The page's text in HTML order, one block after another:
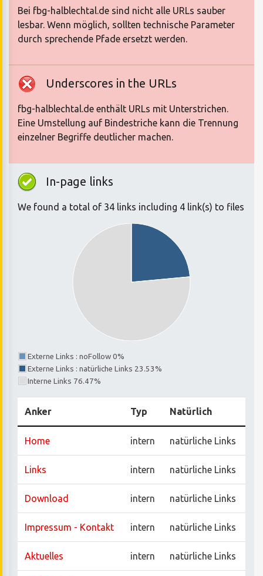
Bei fbg-halblechtal.de sind nicht alle URLs sauber
lesbar. Wenn möglich, sollten technische Parameter
durch sprechende Pfade ersetzt werden.
Underscores in the URLs
fbg-halblechtal.de enthält URLs mit Unterstrichen.
Eine Umstellung auf Bindestriche kann die Trennung
einzelner Begriffe deutlicher machen.
In-page links
We found a total of 34 links including 4 link(s) to files
Externe Links : noFollow 0%
Externe Links : natürliche Links 23.53%
Interne Links 76.47%
Anker Typ Natürlich
Home intern natürliche Links
Links intern natürliche Links
Download intern natürliche Links
Impressum - Kontakt intern natürliche Links
Aktuelles intern natürliche Links